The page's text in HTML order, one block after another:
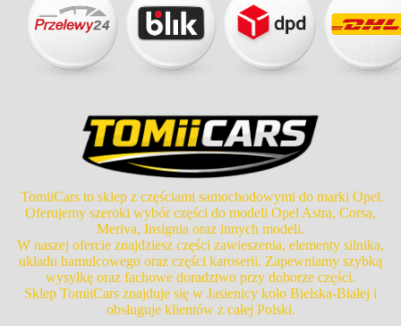
TomiiCars to sklep z częściami samochodowymi do marki Opel.
Oferujemy szeroki wybór części do modeli Opel Astra, Corsa,
Meriva, Insignia oraz innych modeli.
W naszej ofercie znajdziesz części zawieszenia, elementy silnika,
układu hamulcowego oraz części karoserii. Zapewniamy szybką
wysyłkę oraz fachowe doradztwo przy doborze części.
Sklep TomiiCars znajduje się w Jasienicy koło Bielska-Białej i
obsługuje klientów z całej Polski.